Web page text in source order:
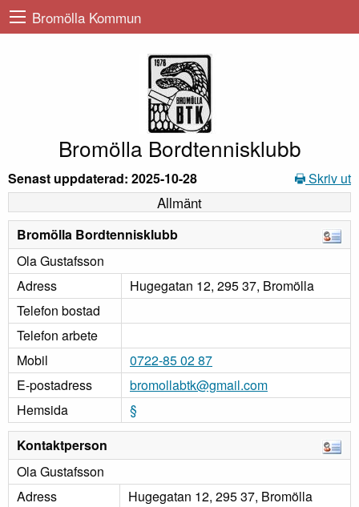
Bromölla Kommun
Bromölla Bordtennisklubb
Senast uppdaterad: 2025-10-28 Skriv ut
Allmänt
Bromölla Bordtennisklubb
Ola Gustafsson
Adress
Hugegatan 12, 295 37, Bromölla
Telefon bostad
Telefon arbete
Mobil
0722-85 02 87
E-postadress
bromollabtk@gmail.com
Hemsida
§
Kontaktperson
Ola Gustafsson
Adress
Hugegatan 12, 295 37, Bromölla